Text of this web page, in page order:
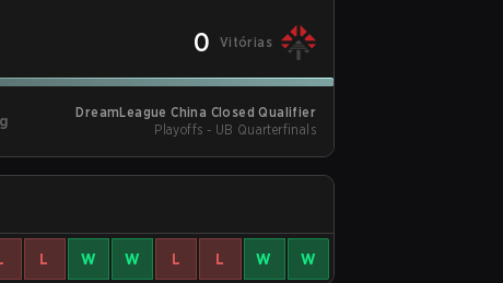
0 Vitórias
DreamLeague China Closed Qualifier
Playoffs - UB Quarterfinals
L W W L L W W